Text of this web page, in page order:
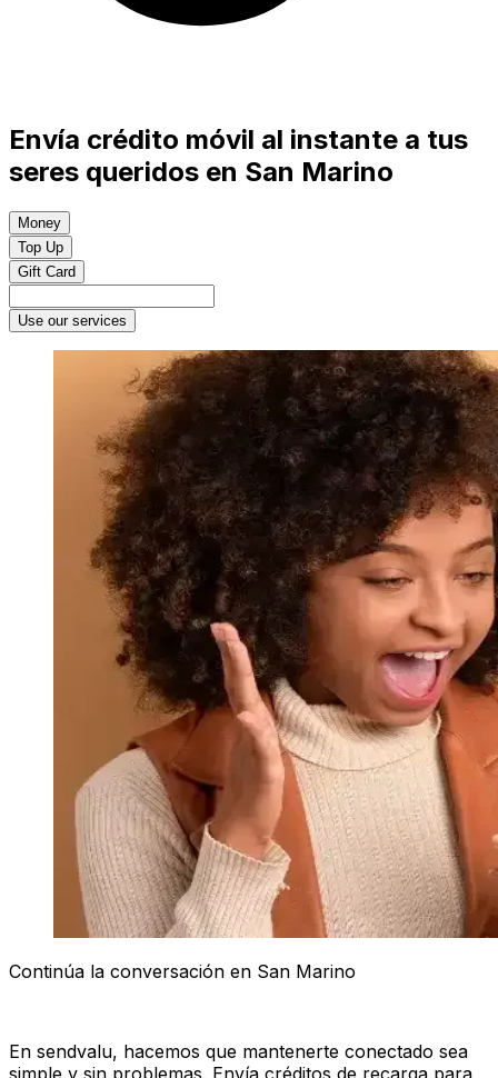
Envía crédito móvil al instante a tus
seres queridos en San Marino
Money
Top Up
Gift Card
Use our services
Continúa la conversación en San Marino
En sendvalu, hacemos que mantenerte conectado sea